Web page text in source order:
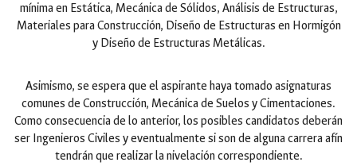
mínima en Estática, Mecánica de Sólidos, Análisis de Estructuras,
Materiales para Construcción, Diseño de Estructuras en Hormigón
y Diseño de Estructuras Metálicas.
Asimismo, se espera que el aspirante haya tomado asignaturas
comunes de Construcción, Mecánica de Suelos y Cimentaciones.
Como consecuencia de lo anterior, los posibles candidatos deberán
ser Ingenieros Civiles y eventualmente si son de alguna carrera afín
tendrán que realizar la nivelación correspondiente.